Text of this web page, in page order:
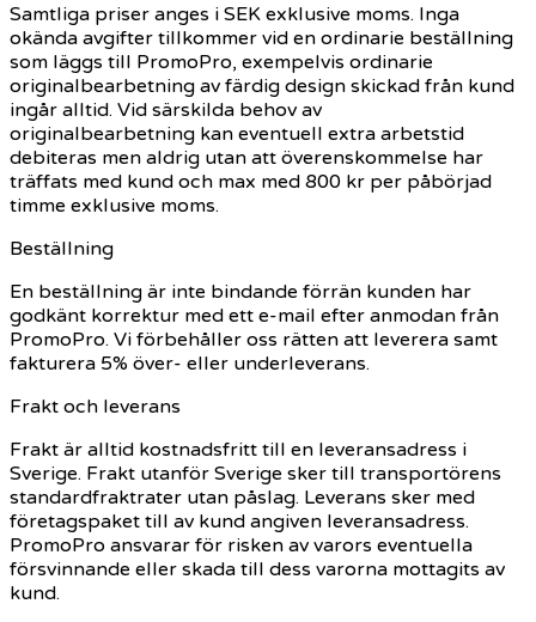
Samtliga priser anges i SEK exklusive moms. Inga
okända avgifter tillkommer vid en ordinarie beställning
som läggs till PromoPro, exempelvis ordinarie
originalbearbetning av färdig design skickad från kund
ingår alltid. Vid särskilda behov av
originalbearbetning kan eventuell extra arbetstid
debiteras men aldrig utan att överenskommelse har
träffats med kund och max med 800 kr per påbörjad
timme exklusive moms.
Beställning
En beställning är inte bindande förrän kunden har
godkänt korrektur med ett e-mail efter anmodan från
PromoPro. Vi förbehåller oss rätten att leverera samt
fakturera 5% över- eller underleverans.
Frakt och leverans
Frakt är alltid kostnadsfritt till en leveransadress i
Sverige. Frakt utanför Sverige sker till transportörens
standardfraktrater utan påslag. Leverans sker med
företagspaket till av kund angiven leveransadress.
PromoPro ansvarar för risken av varors eventuella
försvinnande eller skada till dess varorna mottagits av
kund.